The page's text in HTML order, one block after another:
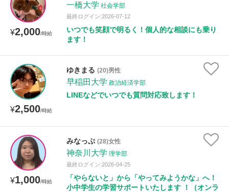
¥2,000/時給
一橋大学 社会学部
最終ログイン:2026-07-12
いつでも笑顔で明るく！個人的な相談にも乗り
ます！
¥2,500/時給
ゆきまる (20)男性
早稲田大学 政治経済学部
LINEなどでいつでも質問対応致します！
¥1,000/時給
みなっぷ (28)女性
神奈川大学 理学部
最終ログイン:2026-04-25
「やらないと」から「やってみようかな」へ！
小中学生の学習サポートいたします ！（オンラ